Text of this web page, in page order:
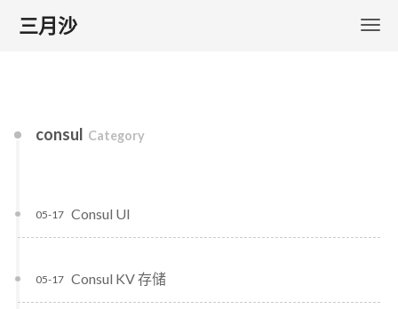
三月沙
consul Category
Consul UI
05-17
Consul KV 存储
05-17